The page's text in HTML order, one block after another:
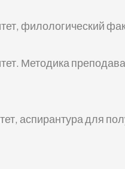
филологический
Методика
аспирантура для